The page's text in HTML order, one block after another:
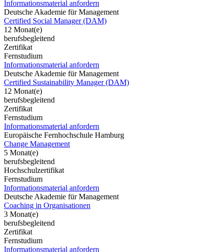
Informationsmaterial anfordern
Deutsche Akademie für Management
Certified Social Manager (DAM)
12 Monat(e)
berufsbegleitend
Zertifikat
Fernstudium
Informationsmaterial anfordern
Deutsche Akademie für Management
Certified Sustainability Manager (DAM)
12 Monat(e)
berufsbegleitend
Zertifikat
Fernstudium
Informationsmaterial anfordern
Europäische Fernhochschule Hamburg
Change Management
5 Monat(e)
berufsbegleitend
Hochschulzertifikat
Fernstudium
Informationsmaterial anfordern
Deutsche Akademie für Management
Coaching in Organisationen
3 Monat(e)
berufsbegleitend
Zertifikat
Fernstudium
Informationsmaterial anfordern